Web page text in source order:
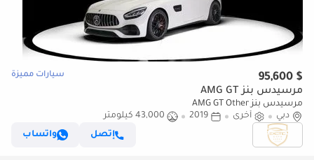
$ 95,600 سيارات مميزة
مرسيدس بنز AMG GT
مرسيدس بنز AMG GT Other
دبي
أخرى 2019
43,000 كيلومتر
إتصل
واتساب